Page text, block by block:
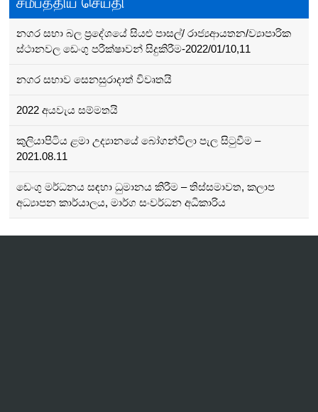
නගර සභා බල ප්‍රදේශයේ සියළු පාසල්/ රාජ්‍යආයතන/ව්‍යාපාරික
ස්ථානවල ඩෙංගු පරීක්ෂාවන් සිදුකිරීම-2022/01/10,11
නගර සභාව සෙනසුරාදාත් විවෘතයි
2022 අයවැය සම්මතයි
කුලියාපිටිය ළමා උද්‍යානයේ බෝගන්විලා පැල සිටුවීම –
2021.08.11
ඩෙංගු මර්ධනය සඳහා ධුමානය කිරීම – තිස්සමාවත, කලාප
අධ්‍යාපන කාර්යාලය, මාර්ග සංවර්ධන අධිකාරිය